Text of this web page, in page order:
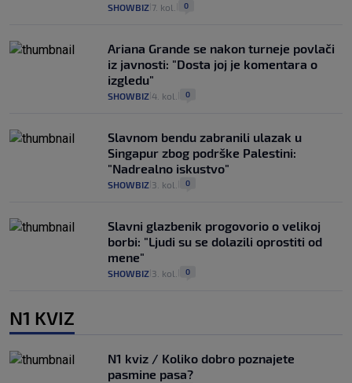
SHOWBIZ 7. kol. 0
Ariana Grande se nakon turneje povlači
iz javnosti: "Dosta joj je komentara o
izgledu"
SHOWBIZ 4. kol. 0
Slavnom bendu zabranili ulazak u
Singapur zbog podrške Palestini:
"Nadrealno iskustvo"
SHOWBIZ 3. kol. 0
Slavni glazbenik progovorio o velikoj
borbi: "Ljudi su se dolazili oprostiti od
mene"
SHOWBIZ 3. kol. 0
N1 KVIZ
N1 kviz / Koliko dobro poznajete
pasmine pasa?